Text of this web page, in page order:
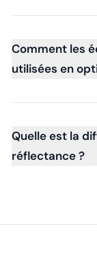
Comment les
utilisées en
Quelle est la
réflectance ?